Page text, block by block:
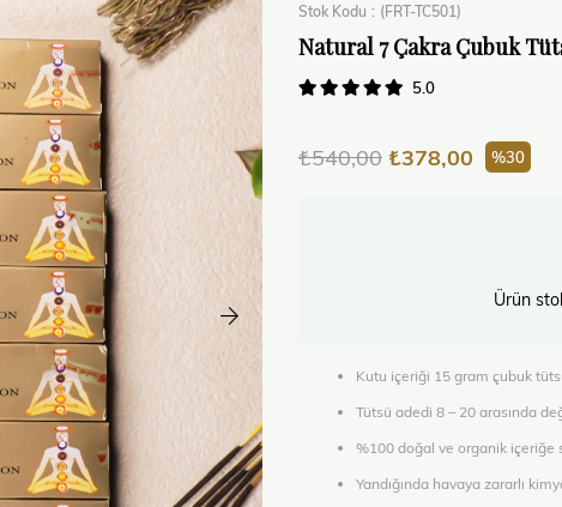
Stok Kodu (FRT-TC501)
Natural 7 Çakra Çubuk
5.0
₺540,00 ₺378,00 30
Ürün
Kutu içeriği 15 gram çubuk
Tütsü adedi 8 – 20 arasında
%100 doğal ve organik içeriğe
Yandığında havaya zararlı